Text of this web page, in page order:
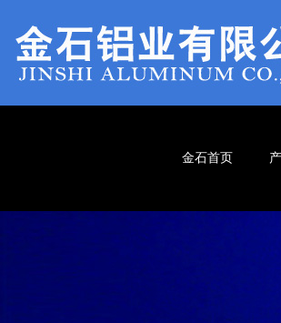
金石首页